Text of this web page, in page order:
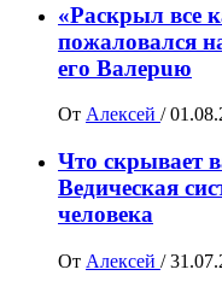
«Раскрыл все
пожалoвался
его Вaлepuю
От Алексей /
Что скрывает
Ведическая
человека
От Алексей /